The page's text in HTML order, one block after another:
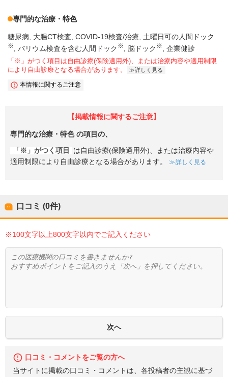
専門的な治療・特色
糖尿病 大腸CT検査 COVID-19検査/治療 土曜日可の人間ドック
※ バリウム検査を含む人間ドック ※ 脳ドック ※ 企業健診
「※」がつく項目は自由診療(保険適用外)、または治療内容や適用制限
により自由診療となる場合があります。
詳しく見る
本情報に関するご注意
【掲載情報に関するご注意】
専門的な治療・特色の項目の、
「※」がつく項目
は自由診療(保険適用外)、または治療内容や
適用制限により自由診療となる場合があります。
詳しく見る
口コミ (0件)
※100文字以上800文字以内でご記入ください
口コミ・コメントをご覧の方へ
当サイトに掲載の口コミ・コメントは、各投稿者の主観に基づ